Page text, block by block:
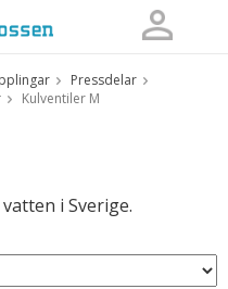
i varukorgen
Pressdelar
Kulventiler M
i Sverige.